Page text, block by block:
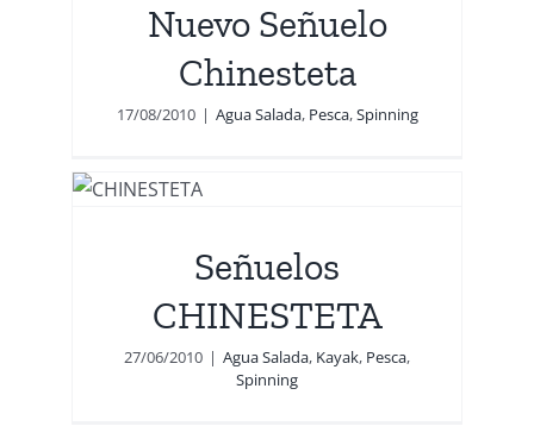
Nuevo Señuelo
Chinesteta
17/08/2010 | Agua Salada, Pesca,Spinning
Señuelos
CHINESTETA
27/06/2010 | Agua Salada, Kayak, Pesca,
Spinning